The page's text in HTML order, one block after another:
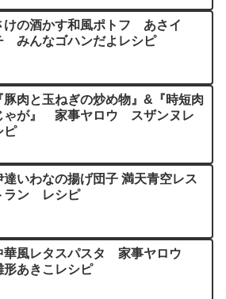
けの酒かす和風ポトフ あさイ
みんなゴハンだよレシピ
豚肉と玉ねぎの炒め物』&『時短肉
ゃが』 家事ヤロウ スザンヌレ
ピ
達いわなの揚げ団子 満天青空レス
ラン レシピ
華風レタスパスタ 家事ヤロウ
形あきこレシピ